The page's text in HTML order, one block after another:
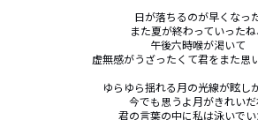
日が落ちるのが早くなっ
また夏が終わっていったね、
午後六時喉が渇いて
虚無感がうざったくて君をまた思
ゆらゆら揺れる月の光線が眩し
今でも思うよ月がきれいだ
君の言葉の中に私は泳いでい